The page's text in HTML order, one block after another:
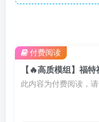
【🔥高质模组】福
此内容为付费阅读，
付费阅读